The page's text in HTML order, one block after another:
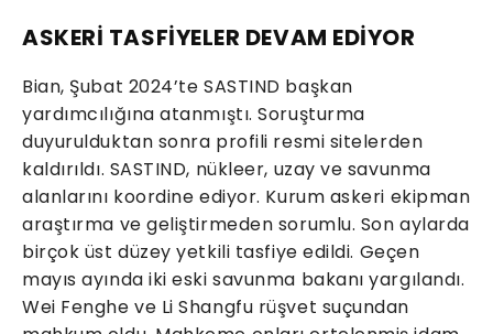
ASKERİ TASFİYELER DEVAM EDİYOR
Bian, Şubat 2024’te SASTIND başkan
yardımcılığına atanmıştı. Soruşturma
duyurulduktan sonra profili resmi sitelerden
kaldırıldı. SASTIND, nükleer, uzay ve savunma
alanlarını koordine ediyor. Kurum askeri ekipman
araştırma ve geliştirmeden sorumlu. Son aylarda
birçok üst düzey yetkili tasfiye edildi. Geçen
mayıs ayında iki eski savunma bakanı yargılandı.
Wei Fenghe ve Li Shangfu rüşvet suçundan